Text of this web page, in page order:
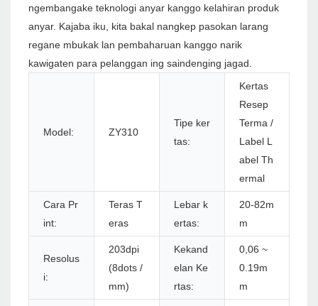
ngembangake teknologi anyar kanggo kelahiran produk
anyar. Kajaba iku, kita bakal nangkep pasokan larang
regane mbukak lan pembaharuan kanggo narik
kawigaten para pelanggan ing saindenging jagad.
Model: ZY310
Tipe ker
tas:
Kertas
Resep
Terma /
Label L
abel Th
ermal
Cara Pr
int:
Teras T
eras
Lebar k
ertas:
20-82m
m
Resolus
i:
203dpi
(8dots /
mm)
Kekand
elan Ke
rtas:
0,06 ~
0.19m
m